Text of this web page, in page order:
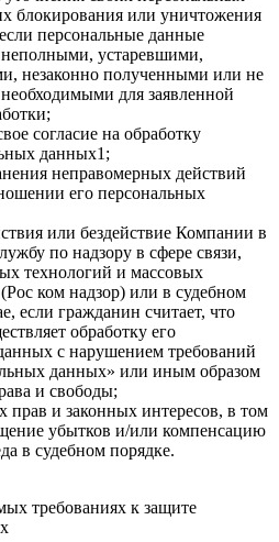
блокирования или уничтожения
персональные данные
неполными, устаревшими,
незаконно полученными или не
для заявленной
согласие на обработку
данных1;
неправомерных действий
его персональных
или бездействие Компании в
по надзору в сфере связи,
технологий и массовых
ком надзор) или в судебном
если гражданин считает, что
обработку его
с нарушением требований
данных» или иным образом
и свободы;
прав и законных интересов, в том
убытков и/или компенсацию
в судебном порядке.
требованиях к защите